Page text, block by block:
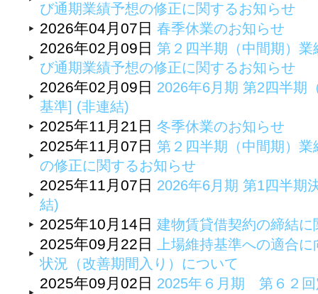
び通期業績予想の修正に関するお知らせ
2026年04月07日 春季休業のお知らせ
2026年02月09日 第２四半期（中間期）
び通期業績予想の修正に関するお知らせ
2026年02月09日 2026年6月期 第2四半期
基準] (非連結)
2025年11月21日 冬季休業のお知らせ
2025年11月07日 第２四半期（中間期）
の修正に関するお知らせ
2025年11月07日 2026年6月期 第1四半期
結)
2025年10月14日 建物賃貸借契約の締結に
2025年09月22日 上場維持基準への適合
状況（改善期間入り）について
2025年09月02日 2025年６月期 第６２